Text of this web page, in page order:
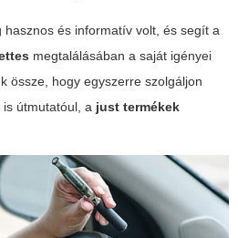
hasznos és informatív volt, és segít a
megtalálásában a saját igényei
össze, hogy egyszerre szolgáljon
útmutatóul, a just termékek